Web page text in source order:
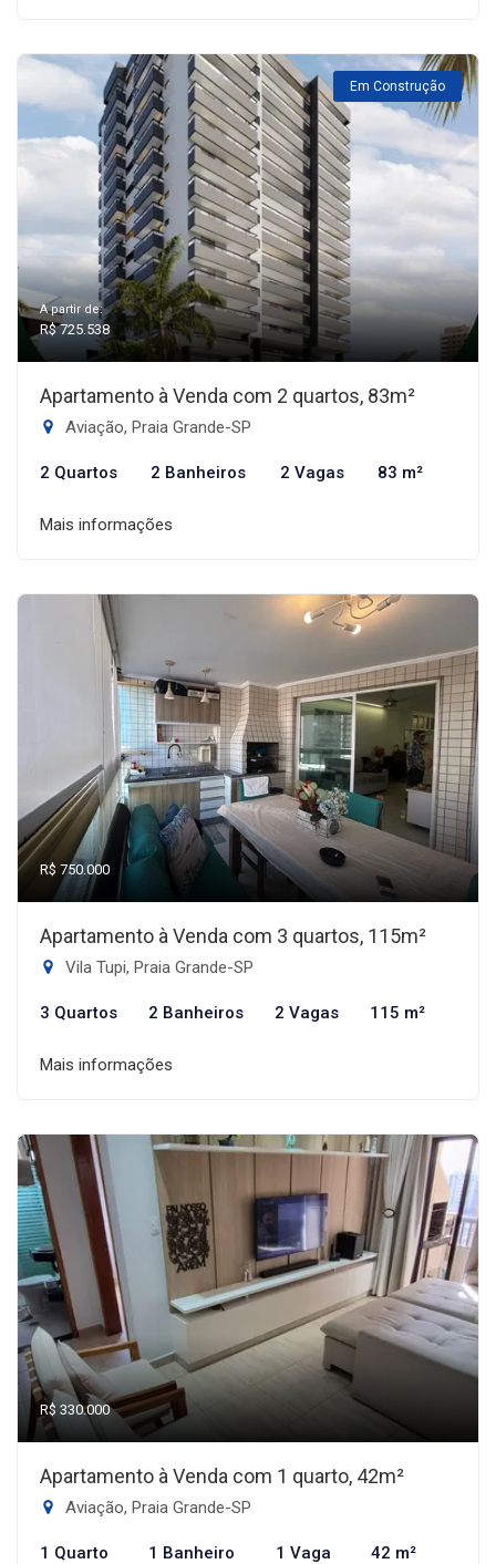
Em Construção
A partir de:
R$ 725.538
Apartamento à Venda com 2 quartos, 83m²
Aviação, Praia Grande-SP
2 Quartos 2 Banheiros 2 Vagas 83 m²
Mais informações
R$ 750.000
Apartamento à Venda com 3 quartos, 115m²
Vila Tupi, Praia Grande-SP
3 Quartos 2 Banheiros 2 Vagas 115 m²
Mais informações
R$ 330.000
Apartamento à Venda com 1 quarto, 42m²
Aviação, Praia Grande-SP
1 Quarto 1 Banheiro 1 Vaga 42 m²